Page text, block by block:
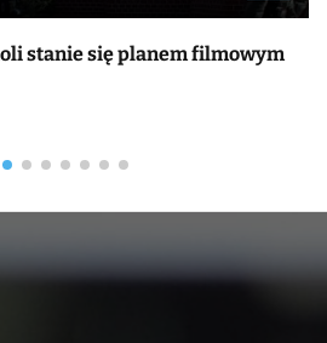
stanie się planem filmowym